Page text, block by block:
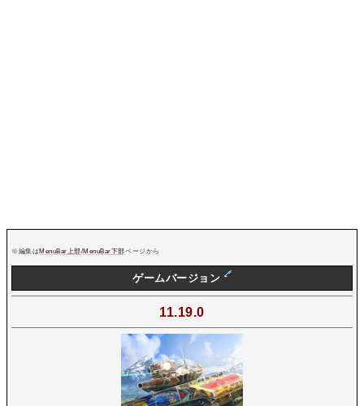
※編集はMenuBar上部/MenuBar下部ページから
ゲームバージョン
11.19.0